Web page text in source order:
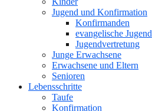
Jugend und Konfirmation
Konfirmanden
evangelische Jugend
Jugendvertretung
Junge Erwachsene
Erwachsene und Eltern
Senioren
Lebensschritte
Taufe
Konfirmation